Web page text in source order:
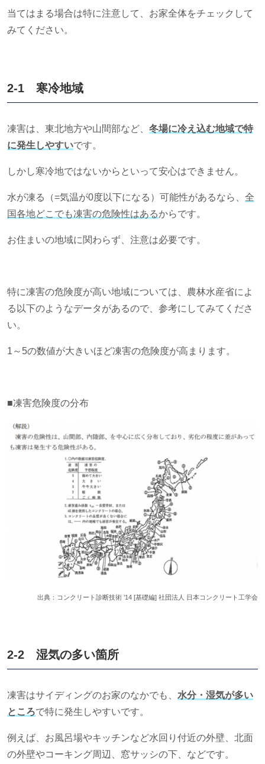
当てはまる場合は特に注意して、お家全体をチェックして
みてください。
2-1 寒冷地域
凍害は、東北地方や山間部など、 冬場に冷え込む地域で特
に発生しやすいです。
しかし寒冷地ではないからといって安心はできません。
水が凍る（=気温が0度以下になる）可能性があるなら、 全
国各地どこでも凍害の危険性はあるからです。
お住まいの地域に関わらず、注意は必要です。
特に凍害の危険度が高い地域については、農林水産省によ
る以下のようなデータがあるので、参考にしてみてくださ
い。
1～ 5の数値が大きいほど凍害の危険度が高まります。
■凍害危険度の分布
出典： コンクリート診断技術 ’14 [基礎編] 社団法人 日本コンクリート工学会
2-2 湿気の多い箇所
凍害はサイディングのお家のなかでも、 水分・湿気が多い
ところで特に発生しやすいです。
例えば、お風呂場やキッチンなど水回り付近の外壁、北面
の外壁やコーキング周辺、窓サッシの下、などです。